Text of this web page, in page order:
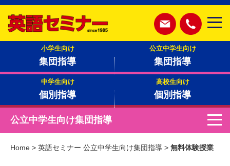
小学生向け
集団指導
公立中学生向け
集団指導
中学生向け
個別指導
高校生向け
個別指導
公立中学生向け集団指導
Home > 英語セミナー 公立中学生向け集団指導 > 無料体験授業